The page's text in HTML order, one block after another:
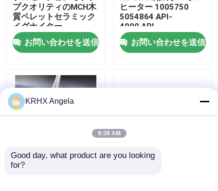
私達について
品質管理
ニュース
プクオリティのMCH木
質ペレットセラミック
イグナイター
お問い合わせを送信
ヒーター 1005750
5054864 API-
4000,API-
5000,4500,5500質量
スペクトロメーターで
使用されるターボVソ
お問い合わせを送信
ペレットストーブ用セ
KRHX Angela
9:38 AM
Good day, what product are you looking
for?